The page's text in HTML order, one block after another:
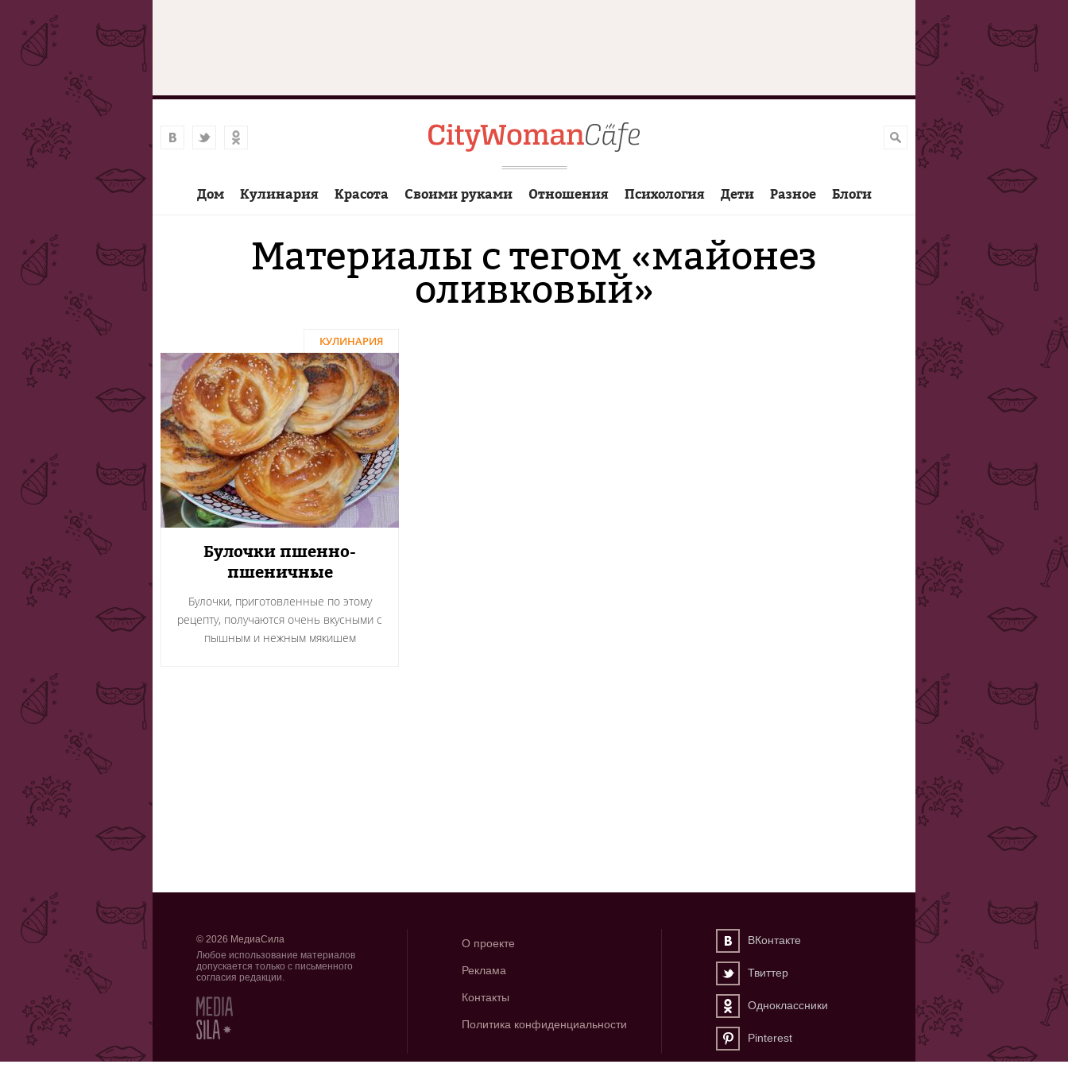
Дом Кулинария Красота Своими руками Отношения Психология Дети Разное Блоги
Материалы с тегом «майонез
оливковый»
КУЛИНАРИЯ
Булочки пшенно-
пшеничные
Булочки, приготовленные по этому
рецепту, получаются очень вкусными с
пышным и нежным мякишем
© 2026 МедиаСила
Любое использование материалов
допускается только с письменного
согласия редакции.
О проекте
Реклама
Контакты
Политика конфиденциальности
ВКонтакте
Твиттер
Одноклассники
Pinterest